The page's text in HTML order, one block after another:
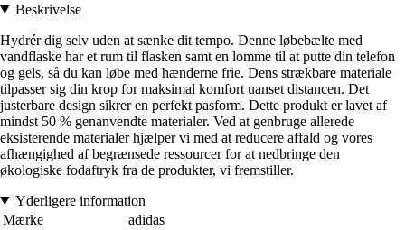
Beskrivelse
Hydrér dig selv uden at sænke dit tempo. Denne løbebælte med
vandflaske har et rum til flasken samt en lomme til at putte din telefon
og gels, så du kan løbe med hænderne frie. Dens strækbare materiale
tilpasser sig din krop for maksimal komfort uanset distancen. Det
justerbare design sikrer en perfekt pasform. Dette produkt er lavet af
mindst 50 % genanvendte materialer. Ved at genbruge allerede
eksisterende materialer hjælper vi med at reducere affald og vores
afhængighed af begrænsede ressourcer for at nedbringe den
økologiske fodaftryk fra de produkter, vi fremstiller.
Yderligere information
Mærke
adidas